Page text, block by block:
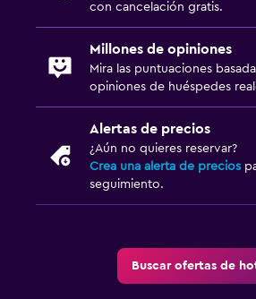
con cancelación gratis.
Millones de opiniones
Mira las puntuaciones
opiniones de huéspedes
Alertas de precios
¿Aún no quieres reservar?
Crea una alerta de precios
seguimiento.
Buscar ofertas de